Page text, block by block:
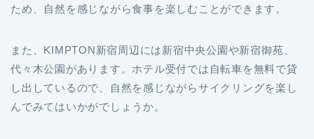
ため、自然を感じながら食事を楽しむことができます。
また、KIMPTON新宿周辺には新宿中央公園や新宿御苑、
代々木公園があります。ホテル受付では自転車を無料で貸
し出しているので、自然を感じながらサイクリングを楽し
んでみてはいかがでしょうか。